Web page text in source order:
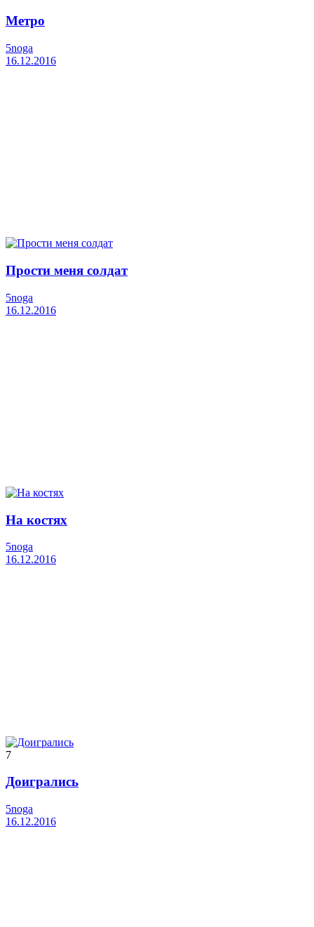
Метро
5noga
16.12.2016
Прости меня солдат
5noga
16.12.2016
На костях
5noga
16.12.2016
7
Доигрались
5noga
16.12.2016